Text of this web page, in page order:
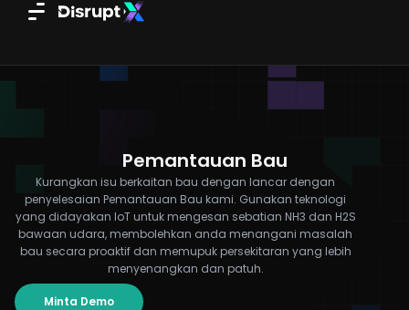
Pemantauan Bau
Kurangkan isu berkaitan bau dengan lancar dengan
penyelesaian Pemantauan Bau kami. Gunakan teknologi
yang didayakan IoT untuk mengesan sebatian NH3 dan H2S
bawaan udara, membolehkan anda menangani masalah
bau secara proaktif dan memupuk persekitaran yang lebih
menyenangkan dan patuh.
Minta Demo